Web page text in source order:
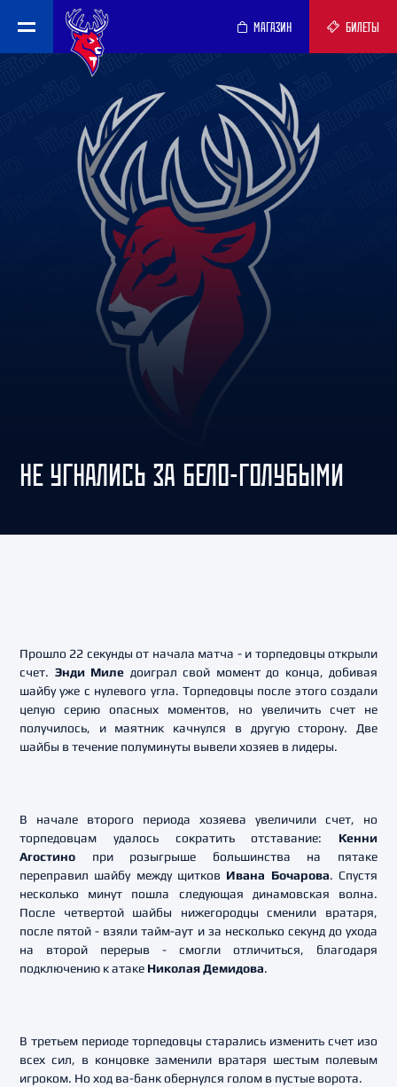
МАГАЗИН БИЛЕТЫ
НЕ УГНАЛИСЬ ЗА БЕЛО-ГОЛУБЫМИ
Прошло 22 секунды от начала матча - и торпедовцы открыли
счет. Энди Миле доиграл свой момент до конца, добивая
шайбу уже с нулевого угла. Торпедовцы после этого создали
целую серию опасных моментов, но увеличить счет не
получилось, и маятник качнулся в другую сторону. Две
шайбы в течение полуминуты вывели хозяев в лидеры.
В начале второго периода хозяева увеличили счет, но
торпедовцам удалось сократить отставание: Кенни
Агостино при розыгрыше большинства на пятаке
переправил шайбу между щитков Ивана Бочарова. Спустя
несколько минут пошла следующая динамовская волна.
После четвертой шайбы нижегородцы сменили вратаря,
после пятой - взяли тайм-аут и за несколько секунд до ухода
на второй перерыв - смогли отличиться, благодаря
подключению к атаке Николая Демидова.
В третьем периоде торпедовцы старались изменить счет изо
всех сил, в концовке заменили вратаря шестым полевым
игроком. Но ход ва-банк обернулся голом в пустые ворота.